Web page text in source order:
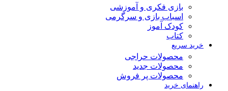
بازی فکری و آموزشی
اسباب بازی و سرگرمی
کودک آموز
کتاب
خرید سریع
محصولات حراجی
محصولات جدید
محصولات پر فروش
راهنمای خرید